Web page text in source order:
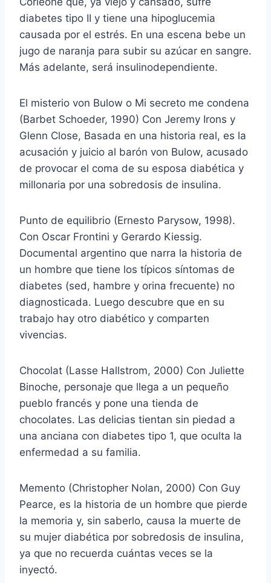
diabetes tipo II y tiene una hipoglucemia
causada por el estrés. En una escena bebe un
jugo de naranja para subir su azúcar en sangre.
Más adelante, será insulinodependiente.
El misterio von Bulow o Mi secreto me condena
(Barbet Schoeder, 1990) Con Jeremy Irons y
Glenn Close, Basada en una historia real, es la
acusación y juicio al barón von Bulow, acusado
de provocar el coma de su esposa diabética y
millonaria por una sobredosis de insulina.
Punto de equilibrio (Ernesto Parysow, 1998).
Con Oscar Frontini y Gerardo Kiessig.
Documental argentino que narra la historia de
un hombre que tiene los típicos síntomas de
diabetes (sed, hambre y orina frecuente) no
diagnosticada. Luego descubre que en su
trabajo hay otro diabético y comparten
vivencias.
Chocolat (Lasse Hallstrom, 2000) Con Juliette
Binoche, personaje que llega a un pequeño
pueblo francés y pone una tienda de
chocolates. Las delicias tientan sin piedad a
una anciana con diabetes tipo 1, que oculta la
enfermedad a su familia.
Memento (Christopher Nolan, 2000) Con Guy
Pearce, es la historia de un hombre que pierde
la memoria y, sin saberlo, causa la muerte de
su mujer diabética por sobredosis de insulina,
ya que no recuerda cuántas veces se la
inyectó.